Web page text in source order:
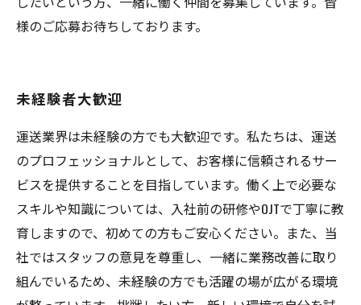
様のご応募お待ちしております。
未経験者大歓迎
運送業界は未経験の方でも大歓迎です。私たちは、運送
のプロフェッショナルとして、お客様に信頼されるサー
ビスを提供することを目指しています。働く上で必要な
スキルや知識については、入社前の研修やOJTで丁寧に教
育しますので、初めての方もご安心ください。また、当
社ではスタッフの意見を尊重し、一緒に業務改善に取り
組んでいるため、未経験の方でも活躍の場が広がる環境